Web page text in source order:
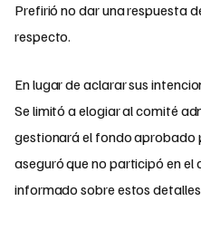
Prefirió no dar una respuesta
respecto.
En lugar de aclarar sus
Se limitó a elogiar al comité
gestionará el fondo aprobado
aseguró que no participó en el
informado sobre estos